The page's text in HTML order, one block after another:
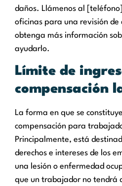
daños. Llámenos al
oficinas para una revisión de
obtenga más información
ayudarlo.
Límite de
compensación
La forma en que se
compensación para
Principalmente, está
derechos e intereses de los
una lesión o enfermedad
que un trabajador no tendrá